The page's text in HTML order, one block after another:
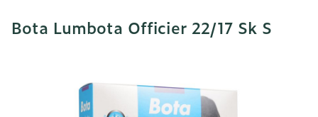
Bota Lumbota Officier 22/17 Sk S